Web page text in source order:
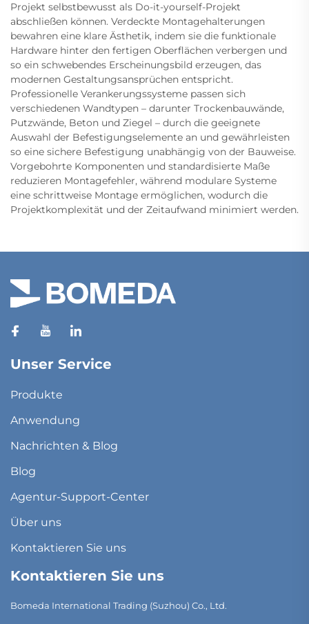
Projekt selbstbewusst als Do-it-yourself-Projekt
abschließen können. Verdeckte Montagehalterungen
bewahren eine klare Ästhetik, indem sie die funktionale
Hardware hinter den fertigen Oberflächen verbergen und
so ein schwebendes Erscheinungsbild erzeugen, das
modernen Gestaltungsansprüchen entspricht.
Professionelle Verankerungssysteme passen sich
verschiedenen Wandtypen – darunter Trockenbauwände,
Putzwände, Beton und Ziegel – durch die geeignete
Auswahl der Befestigungselemente an und gewährleisten
so eine sichere Befestigung unabhängig von der Bauweise.
Vorgebohrte Komponenten und standardisierte Maße
reduzieren Montagefehler, während modulare Systeme
eine schrittweise Montage ermöglichen, wodurch die
Projektkomplexität und der Zeitaufwand minimiert werden.
Unser Service
Produkte
Anwendung
Nachrichten & Blog
Blog
Agentur-Support-Center
Über uns
Kontaktieren Sie uns
Kontaktieren Sie uns
Bomeda International Trading (Suzhou) Co., Ltd.